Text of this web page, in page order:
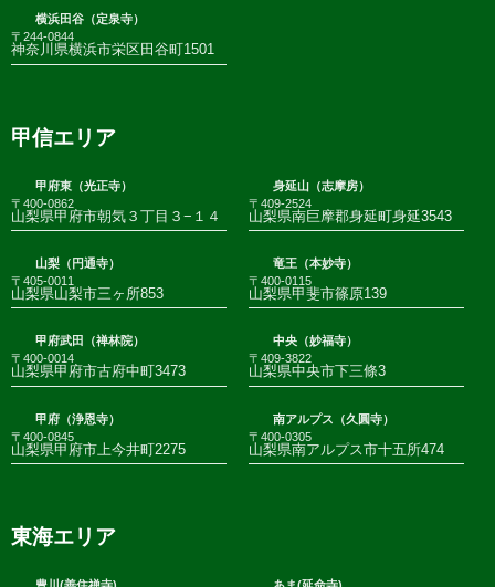
横浜田谷（定泉寺）
〒244-0844
神奈川県横浜市栄区田谷町1501
甲信エリア
甲府東（光正寺）
〒400-0862
山梨県甲府市朝気３丁目３−１４
身延山（志摩房）
〒409-2524
山梨県南巨摩郡身延町身延3543
山梨（円通寺）
〒405-0011
山梨県山梨市三ヶ所853
竜王（本妙寺）
〒400-0115
山梨県甲斐市篠原139
甲府武田（禅林院）
〒400-0014
山梨県甲府市古府中町3473
中央（妙福寺）
〒409-3822
山梨県中央市下三條3
甲府（浄恩寺）
〒400-0845
山梨県甲府市上今井町2275
南アルプス（久圓寺）
〒400-0305
山梨県南アルプス市十五所474
東海エリア